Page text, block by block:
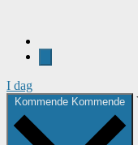
I dag
Kommende Kommende